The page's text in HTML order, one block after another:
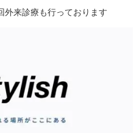
外来診療も行っております